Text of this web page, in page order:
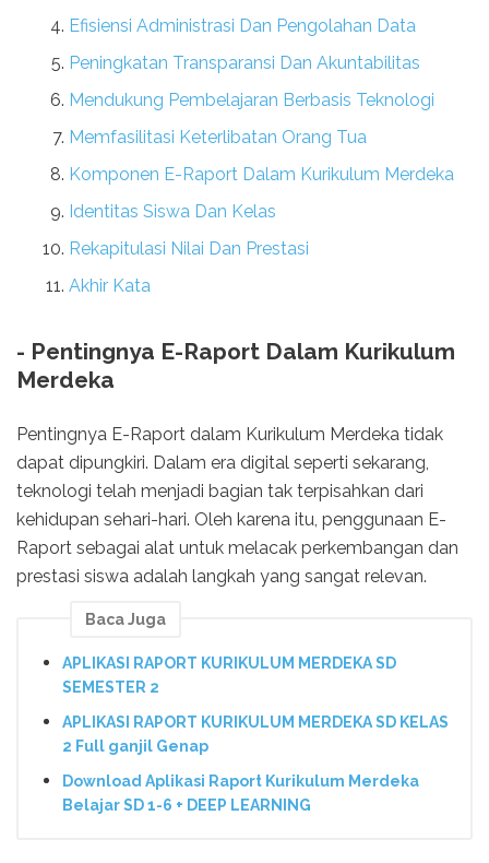
Efisiensi Administrasi Dan Pengolahan Data
Peningkatan Transparansi Dan Akuntabilitas
Mendukung Pembelajaran Berbasis Teknologi
Memfasilitasi Keterlibatan Orang Tua
Komponen E-Raport Dalam Kurikulum Merdeka
Identitas Siswa Dan Kelas
Rekapitulasi Nilai Dan Prestasi
Akhir Kata
- Pentingnya E-Raport Dalam Kurikulum
Merdeka
Pentingnya E-Raport dalam Kurikulum Merdeka tidak
dapat dipungkiri. Dalam era digital seperti sekarang,
teknologi telah menjadi bagian tak terpisahkan dari
kehidupan sehari-hari. Oleh karena itu, penggunaan E-
Raport sebagai alat untuk melacak perkembangan dan
prestasi siswa adalah langkah yang sangat relevan.
Baca Juga
APLIKASI RAPORT KURIKULUM MERDEKA SD
SEMESTER 2
APLIKASI RAPORT KURIKULUM MERDEKA SD KELAS
2 Full ganjil Genap
Download Aplikasi Raport Kurikulum Merdeka
Belajar SD 1-6 + DEEP LEARNING